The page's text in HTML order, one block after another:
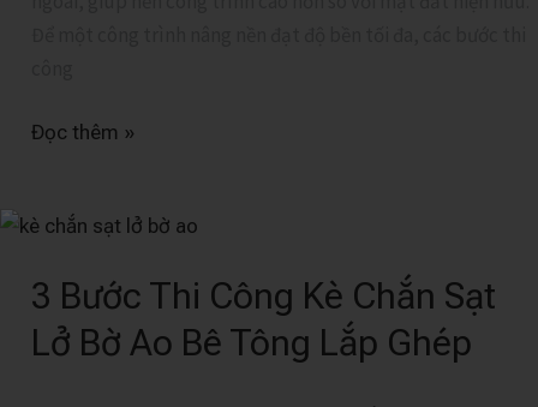
Đọc thêm »
3 Bước Thi Công Kè Chắn Sạt
Lở Bờ Ao Bê Tông Lắp Ghép
3
Thi
Công
Kè